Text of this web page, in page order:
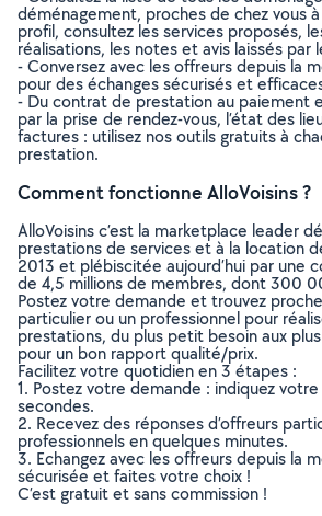
déménagement, proches de chez vous
profil, consultez les services proposés,
réalisations, les notes et avis laissés par
- Conversez avec les offreurs depuis la
pour des échanges sécurisés et
- Du contrat de prestation au paiement
par la prise de rendez-vous, l’état des
factures : utilisez nos outils gratuits à
prestation.
Comment fonctionne AlloVoisins ?
AlloVoisins c’est la marketplace leader
prestations de services et à la location
2013 et plébiscitée aujourd’hui par une
de 4,5 millions de membres, dont 300
Postez votre demande et trouvez
particulier ou un professionnel pour
prestations, du plus petit besoin aux
pour un bon rapport qualité/prix.
Facilitez votre quotidien en 3 étapes :
1. Postez votre demande : indiquez
secondes.
2. Recevez des réponses d’offreurs
professionnels en quelques minutes.
3. Echangez avec les offreurs depuis la
sécurisée et faites votre choix !
C’est gratuit et sans commission !